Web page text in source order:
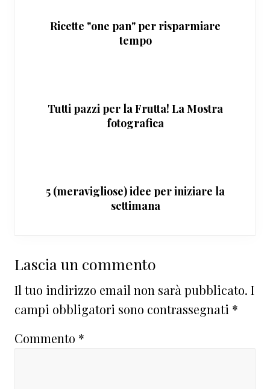
Ricette "one pan" per risparmiare
tempo
Tutti pazzi per la Frutta! La Mostra
fotografica
5 (meravigliose) idee per iniziare la
settimana
Interazioni
del
lettore
Lascia un commento
Il tuo indirizzo email non sarà pubblicato. I
campi obbligatori sono contrassegnati *
Commento *